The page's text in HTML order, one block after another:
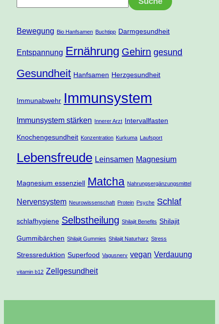
Bewegung Bio Hanfsamen Buchtipp Darmgesundheit
Entspannung Ernährung Gehirn gesund
Gesundheit Hanfsamen Herzgesundheit
Immunabwehr Immunsystem
Immunsystem stärken Innerer Arzt Intervallfasten
Knochengesundheit Konzentration Kurkuma Laufsport
Lebensfreude Leinsamen Magnesium
Magnesium essenziell Matcha Nahrungsergänzungsmittel
Nervensystem Neurowissenschaft Protein Psyche Schlaf
schlafhygiene Selbstheilung Shilajit Benefits Shilajit
Gummibärchen Shilajit Gummies Shilajit Naturharz Stress
Stressreduktion Superfood Vagusnerv vegan Verdauung
vitamin b12 Zellgesundheit